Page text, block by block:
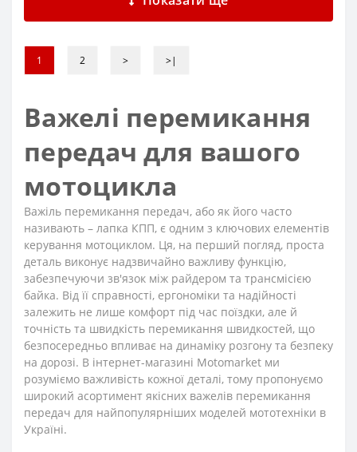
1 2 > >|
Важелі перемикання
передач для вашого
мотоцикла
Важіль перемикання передач, або як його часто
називають – лапка КПП, є одним з ключових елементів
керування мотоциклом. Ця, на перший погляд, проста
деталь виконує надзвичайно важливу функцію,
забезпечуючи зв'язок між райдером та трансмісією
байка. Від її справності, ергономіки та надійності
залежить не лише комфорт під час поїздки, але й
точність та швидкість перемикання швидкостей, що
безпосередньо впливає на динаміку розгону та безпеку
на дорозі. В інтернет-магазині Motomarket ми
розуміємо важливість кожної деталі, тому пропонуємо
широкий асортимент якісних важелів перемикання
передач для найпопулярніших моделей мототехніки в
Україні.